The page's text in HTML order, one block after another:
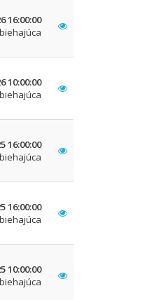
16:00:00
10:00:00
16:00:00
16:00:00
10:00:00